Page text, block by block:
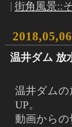
街角風景::
温井ダム 放
温井ダム
UP。
動画から